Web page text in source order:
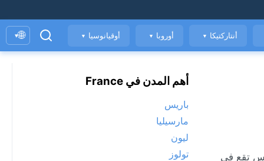
أنتاركتيكا ▼ أوروبا ▼ أوقيانوسيا ▼
🌐
▾
أهم المدن في France
باريس
مارسيليا
ليون
تولوز